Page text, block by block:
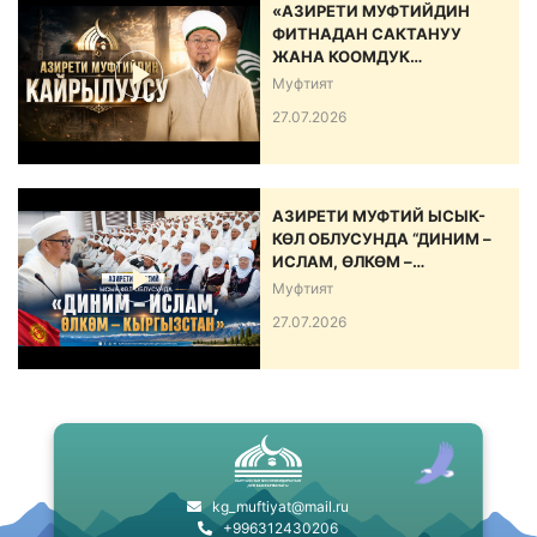
«АЗИРЕТИ МУФТИЙДИН
ФИТНАДАН САКТАНУУ
ЖАНА КООМДУК
ЫНТЫМАКТЫ БЕКЕМДӨӨ
Муфтият
27.07.2026
АЗИРЕТИ МУФТИЙ ЫСЫК-
КӨЛ ОБЛУСУНДА “ДИНИМ –
ИСЛАМ, ӨЛКӨМ –
КЫРГЫЗСТАН” АТТУУ ИШ-
Муфтият
27.07.2026
kg_muftiyat@mail.ru
+996312430206